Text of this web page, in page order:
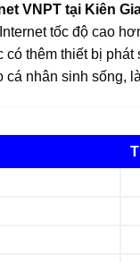
VNPT tại Kiên
tốc độ cao
có thêm thiết bị
cá nhân sinh sống,